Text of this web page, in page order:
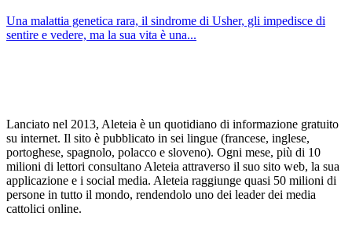
Una malattia genetica rara, il sindrome di Usher, gli impedisce di
sentire e vedere, ma la sua vita è una...
Lanciato nel 2013, Aleteia è un quotidiano di informazione gratuito
su internet. Il sito è pubblicato in sei lingue (francese, inglese,
portoghese, spagnolo, polacco e sloveno). Ogni mese, più di 10
milioni di lettori consultano Aleteia attraverso il suo sito web, la sua
applicazione e i social media. Aleteia raggiunge quasi 50 milioni di
persone in tutto il mondo, rendendolo uno dei leader dei media
cattolici online.